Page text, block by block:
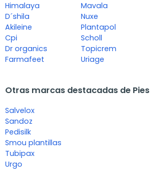
Himalaya
D´shila
Akileine
Cpi
Dr organics
Farmafeet
Mavala
Nuxe
Plantapol
Scholl
Topicrem
Uriage
Otras marcas destacadas de Pies
Salvelox
Sandoz
Pedisilk
Smou plantillas
Tubipax
Urgo